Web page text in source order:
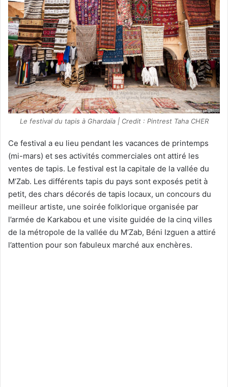
Le festival du tapis à Ghardaïa | Credit : Pintrest Taha CHER
Ce festival a eu lieu pendant les vacances de printemps
(mi-mars) et ses activités commerciales ont attiré les
ventes de tapis. Le festival est la capitale de la vallée du
M’Zab. Les différents tapis du pays sont exposés petit à
petit, des chars décorés de tapis locaux, un concours du
meilleur artiste, une soirée folklorique organisée par
l’armée de Karkabou et une visite guidée de la cinq villes
de la métropole de la vallée du M’Zab, Béni Izguen a attiré
l’attention pour son fabuleux marché aux enchères.